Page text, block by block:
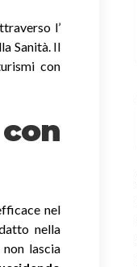
l’
Sanità. Il
con
nel
nella
non lascia